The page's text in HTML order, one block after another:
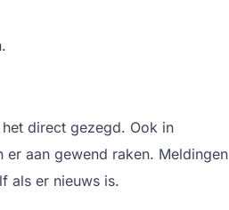
direct gezegd. Ook in
aan gewend raken. Meldingen
als er nieuws is.